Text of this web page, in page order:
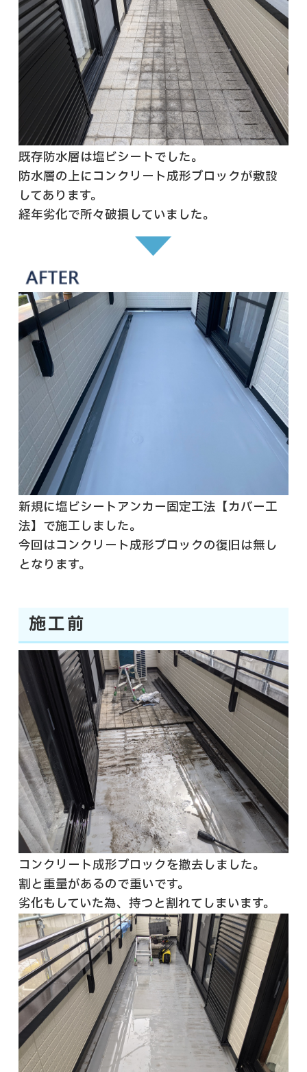
既存防水層は塩ビシートでした。
防水層の上にコンクリート成形ブロックが敷設
してあります。
経年劣化で所々破損していました。
新規に塩ビシートアンカー固定工法【カバー工
法】で施工しました。
今回はコンクリート成形ブロックの復旧は無し
となります。
施工前
コンクリート成形ブロックを撤去しました。
割と重量があるので重いです。
劣化もしていた為、持つと割れてしまいます。